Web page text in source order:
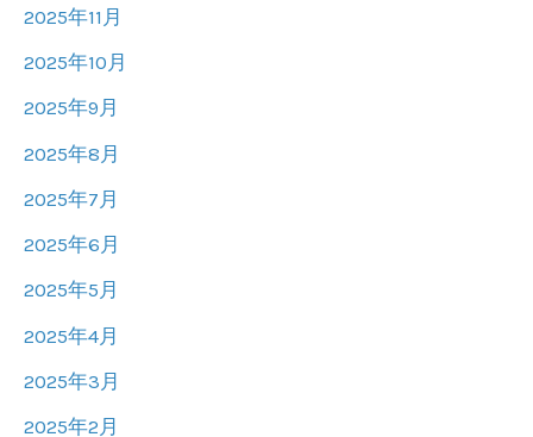
2025年11月
2025年10月
2025年9月
2025年8月
2025年7月
2025年6月
2025年5月
2025年4月
2025年3月
2025年2月